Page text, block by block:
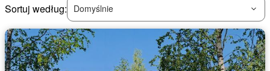
Sortuj według:
Domyślnie